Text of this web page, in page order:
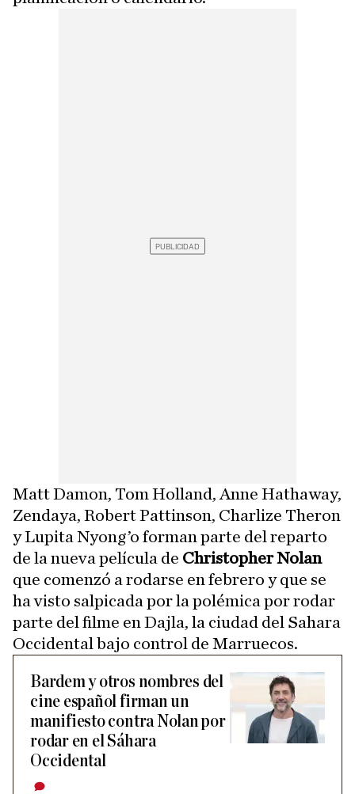
Matt Damon, Tom Holland, Anne Hathaway,
Zendaya, Robert Pattinson, Charlize Theron
y Lupita Nyong’o forman parte del reparto
de la nueva película de Christopher Nolan
que comenzó a rodarse en febrero y que se
ha visto salpicada por la polémica por rodar
parte del filme en Dajla, la ciudad del Sahara
Occidental bajo control de Marruecos.
Bardem y otros nombres del
cine español firman un
manifiesto contra Nolan por
rodar en el Sáhara
Occidental